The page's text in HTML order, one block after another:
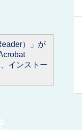
）」が
インストー